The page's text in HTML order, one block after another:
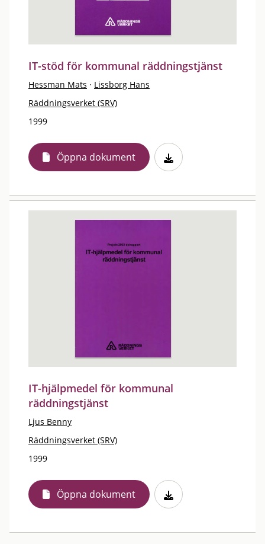
IT-stöd för kommunal räddningstjänst
Hessman Mats · Lissborg Hans
Räddningsverket (SRV)
1999
Öppna dokument
IT-hjälpmedel för kommunal
räddningstjänst
Ljus Benny
Räddningsverket (SRV)
1999
Öppna dokument